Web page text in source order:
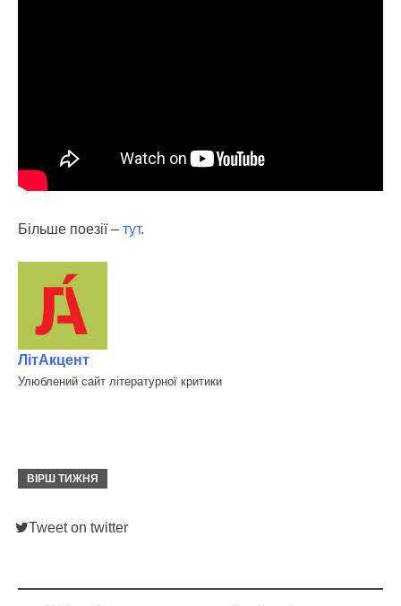
Більше поезії – тут.
ЛітАкцент
Улюблений сайт літературної критики
ВІРШ ТИЖНЯ
Tweet on twitter